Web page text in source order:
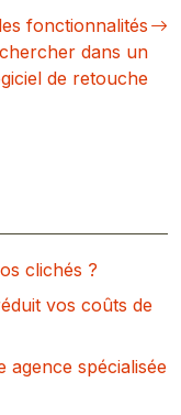
fonctionnalités
dans un
de retouche
clichés ?
vos coûts de
agence spécialisée